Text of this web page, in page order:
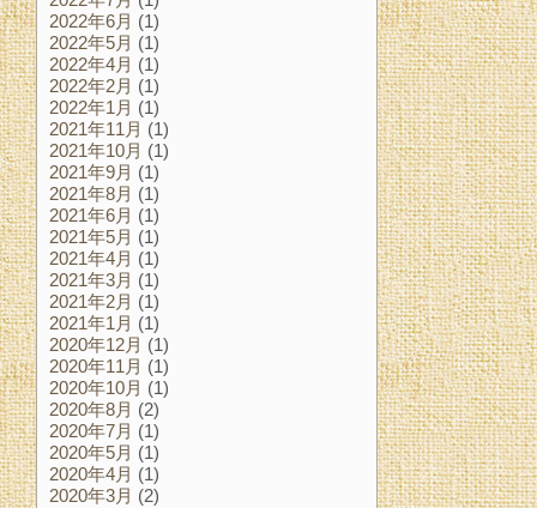
2022年6月 (1)
2022年5月 (1)
2022年4月 (1)
2022年2月 (1)
2022年1月 (1)
2021年11月 (1)
2021年10月 (1)
2021年9月 (1)
2021年8月 (1)
2021年6月 (1)
2021年5月 (1)
2021年4月 (1)
2021年3月 (1)
2021年2月 (1)
2021年1月 (1)
2020年12月 (1)
2020年11月 (1)
2020年10月 (1)
2020年8月 (2)
2020年7月 (1)
2020年5月 (1)
2020年4月 (1)
2020年3月 (2)